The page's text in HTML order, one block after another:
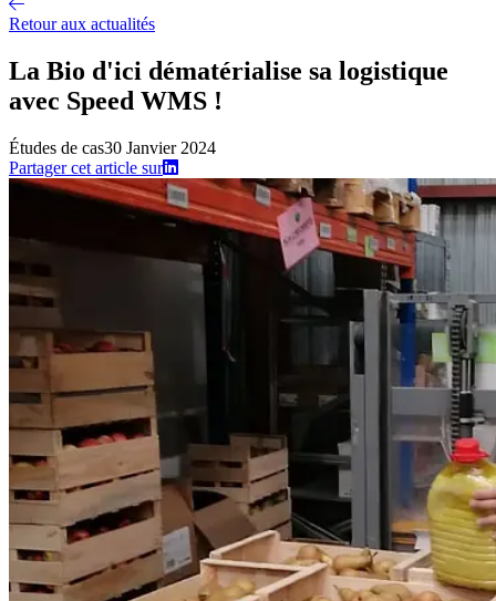
Retour aux actualités
La Bio d'ici dématérialise sa logistique
avec Speed WMS !
Études de cas30 Janvier 2024
Partager cet article sur